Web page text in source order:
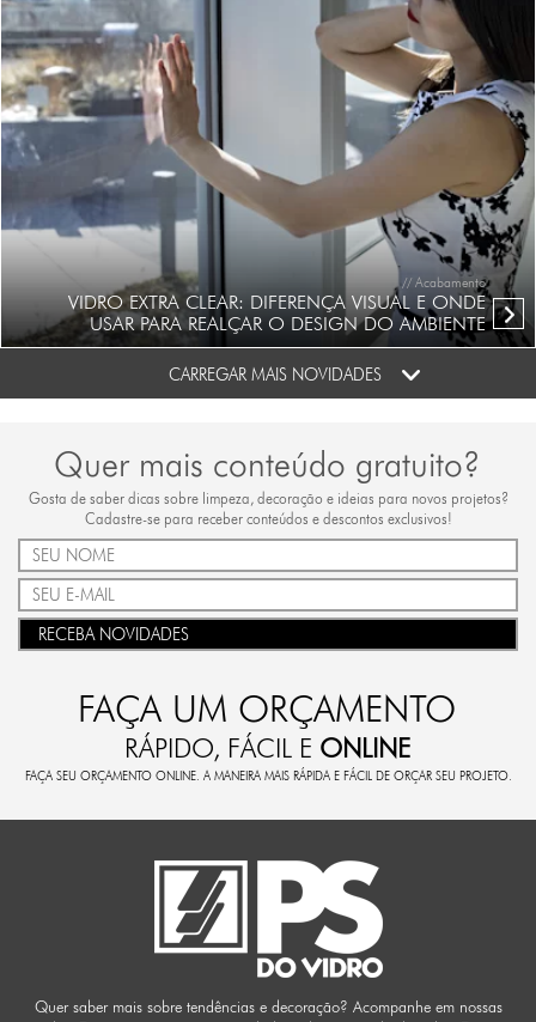
// Acabamento
VIDRO EXTRA CLEAR: DIFERENÇA VISUAL E ONDE
USAR PARA REALÇAR O DESIGN DO AMBIENTE
CARREGAR MAIS NOVIDADES
Quer mais conteúdo gratuito?
Gosta de saber dicas sobre limpeza, decoração e ideias para novos projetos?
Cadastre-se para receber conteúdos e descontos exclusivos!
RECEBA NOVIDADES
FAÇA UM ORÇAMENTO
RÁPIDO, FÁCIL E ONLINE
FAÇA SEU ORÇAMENTO ONLINE. A MANEIRA MAIS RÁPIDA E FÁCIL DE ORÇAR SEU PROJETO.
Quer saber mais sobre tendências e decoração? Acompanhe em nossas